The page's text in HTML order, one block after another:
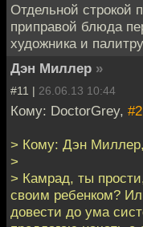
Отдельной строкой
приправой блюда
художника и
Дэн Миллер »
#11 | 26.06.13 10:44
Кому: DoctorGrey, #2
> Кому: Дэн Миллер,
>
> Камрад, ты
своим ребенком?
довести до ума